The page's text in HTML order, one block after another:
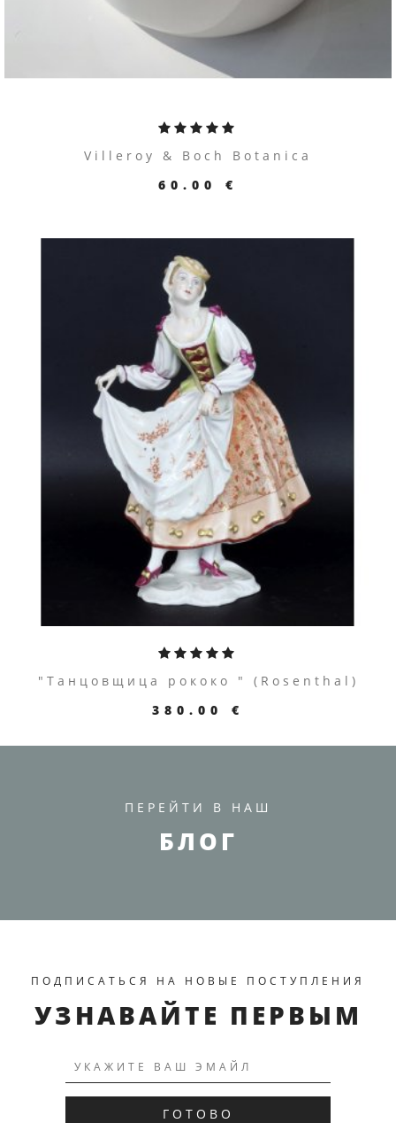
ПЕРЕЙТИ К ТОВАРУ
Villeroy & Boch Botanica
60.00 €
ПЕРЕЙТИ К ТОВАРУ
"Танцовщица рококо " (Rosenthal)
380.00 €
ПЕРЕЙТИ В НАШ
БЛОГ
ПОДПИСАТЬСЯ НА НОВЫЕ ПОСТУПЛЕНИЯ
УЗНАВАЙТЕ ПЕРВЫМ
ГОТОВО